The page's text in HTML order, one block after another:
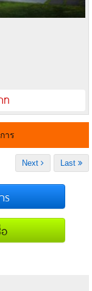
ท
าร
Last
Next
ร